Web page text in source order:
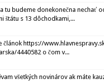
tu budeme donekonečna nechať
štátu s 13 dôchodkami,...
článok https://
4440582 o čom v...
všetkých novinárov ak máte